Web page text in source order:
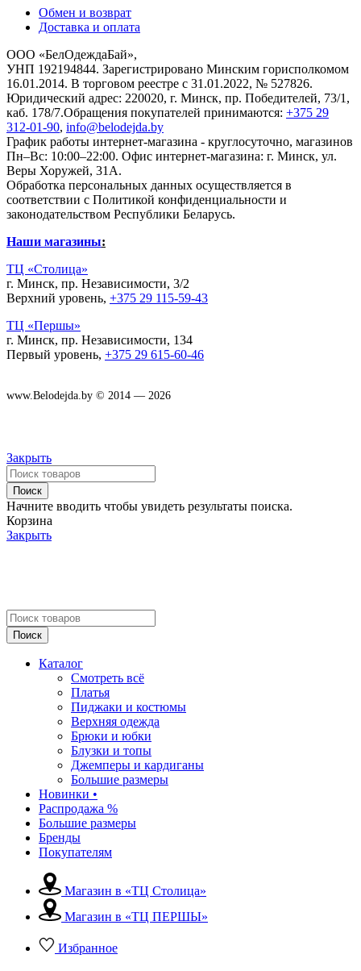
Обмен и возврат
Доставка и оплата
ООО «БелОдеждаБай»,
УНП 192194844. Зарегистрировано Минским горисполкомом
16.01.2014. В торговом реестре с 31.01.2022, № 527826.
Юридический адрес: 220020, г. Минск, пр. Победителей, 73/1,
каб. 178/7.Обращения покупателей принимаются: +375 29
312-01-90, info@belodejda.by
График работы интернет-магазина - круглосуточно, магазинов
Пн–Вс: 10:00–22:00. Офис интернет-магазина: г. Минск, ул.
Веры Хоружей, 31А.
Обработка персональных данных осуществляется в
соответствии с Политикой конфиденциальности и
законодательством Республики Беларусь.
Наши магазины:
ТЦ «Столица»
г. Минск, пр. Независимости, 3/2
Верхний уровень, +375 29 115-59-43
ТЦ «Першы»
г. Минск, пр. Независимости, 134
Первый уровень, +375 29 615-60-46
www.Belodejda.by © 2014 — 2026
Закрыть
Поиск
Начните вводить чтобы увидеть результаты поиска.
Корзина
Закрыть
Поиск
Каталог
Смотреть всё
Платья
Пиджаки и костюмы
Верхняя одежда
Брюки и юбки
Блузки и топы
Джемперы и кардиганы
Большие размеры
Новинки •
Распродажа %
Большие размеры
Бренды
Покупателям
Магазин в «ТЦ Столица»
Магазин в «ТЦ ПЕРШЫ»
Избранное